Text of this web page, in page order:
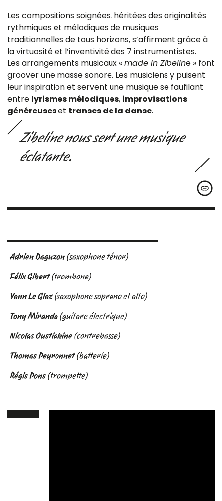
Les compositions soignées, héritées des originalités
rythmiques et mélodiques de musiques
traditionnelles de tous horizons, s’affirment grâce à
la virtuosité et l’inventivité des 7 instrumentistes.
Les arrangements musicaux «made in Zibeline » font
groover une masse sonore. Les musiciens y puisent
leur inspiration et servent une musique se faufilant
entre lyrismes mélodiques, improvisations
généreuseset transes de la danse.
Zibeline nous sert une musique
éclatante.
Adrien Daguzon(saxophone ténor)
Félix Gibert(trombone)
Yann Le Glaz(saxophone soprano et alto)
Tony Miranda (guitare électrique)
Nicolas Oustiakine (contrebasse)
Thomas Peyronnet(batterie)
Régis Pons (trompette)